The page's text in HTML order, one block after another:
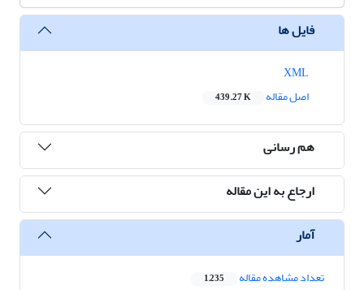
فایل ها
اصل مقاله
439.27 K
هم رسانی
ارجاع به این مقاله
آمار
تعداد مشاهده مقاله 1,235